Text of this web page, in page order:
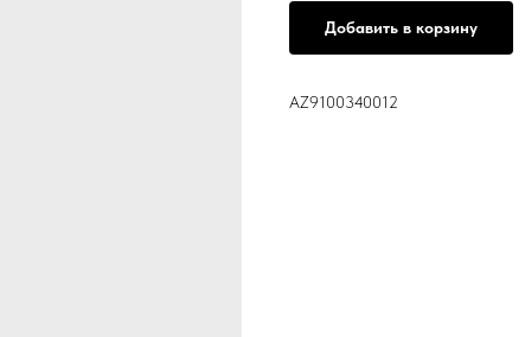
Добавить в корзину
AZ9100340012